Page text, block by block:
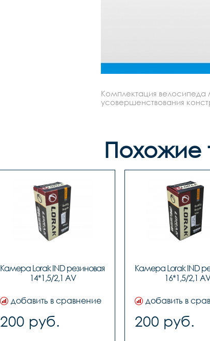
Комплектация велосипеда
усовершенствования
Похожие
Камера Lorak IND резиновая
14*1,5/2,1 AV
добавить в сравнение
200 руб.
Камера Lorak IND
16*1,5/2,1 AV
добавить в
200 руб.